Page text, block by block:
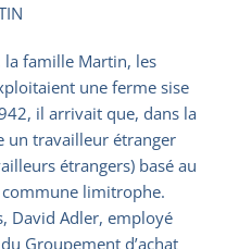
la famille Martin, les
une ferme sise
il arrivait que, dans la
un travailleur étranger
étrangers) basé au
commune limitrophe.
David Adler, employé
Groupement d’achat